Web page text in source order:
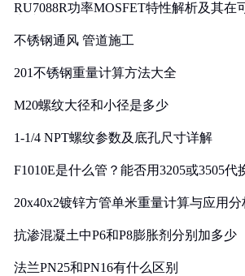
RU7088R功率MOSFET特性解析及其在
不锈钢通风 管道施工
201不锈钢重量计算方法大全
M20螺纹大径和小径是多少
1-1/4 NPT螺纹参数及底孔尺寸详解
F1010E是什么管？能否用3205或3505代
20x40x2镀锌方管单米重量计算与应用分
抗渗混凝土中P6和P8膨胀剂分别加多少
法兰PN25和PN16有什么区别